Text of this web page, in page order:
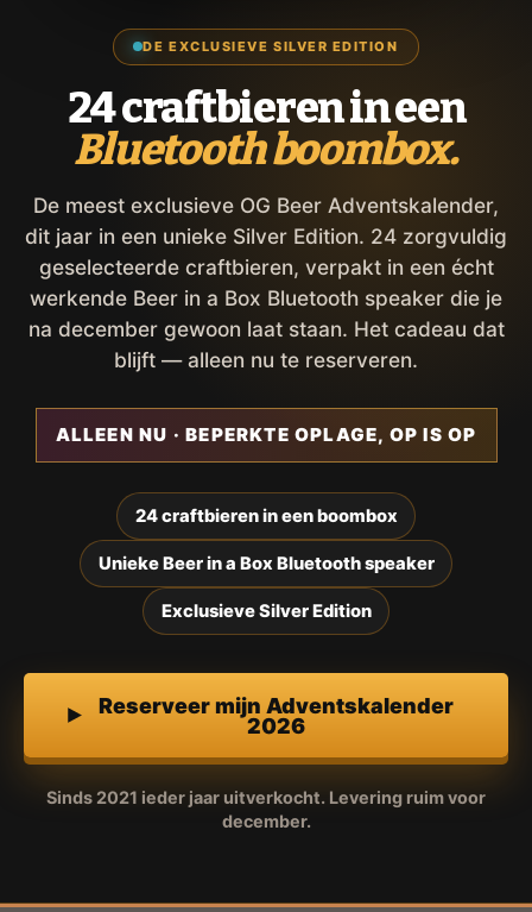
DE EXCLUSIEVE SILVER EDITION
24 craftbieren in een
Bluetooth boombox.
De meest exclusieve OG Beer Adventskalender,
dit jaar in een unieke Silver Edition. 24 zorgvuldig
geselecteerde craftbieren, verpakt in een écht
werkende Beer in a Box Bluetooth speaker die je
na december gewoon laat staan. Het cadeau dat
blijft — alleen nu te reserveren.
ALLEEN NU · BEPERKTE OPLAGE, OP IS OP
24 craftbieren in een boombox
Unieke Beer in a Box Bluetooth speaker
Exclusieve Silver Edition
Reserveer mijn Adventskalender
2026
Sinds 2021 ieder jaar uitverkocht. Levering ruim voor
december.